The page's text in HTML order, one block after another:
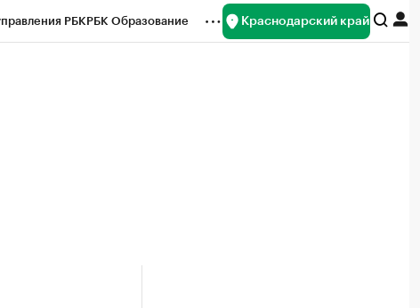
РБКРБК Образование Краснодарский край